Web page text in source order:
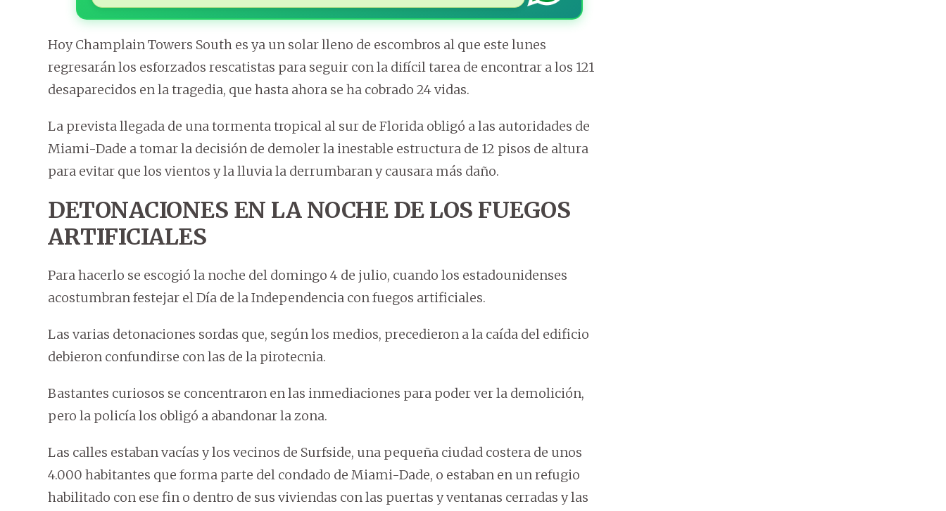
Hoy Champlain Towers South es ya un solar lleno de escombros al que este lunes
regresarán los esforzados rescatistas para seguir con la difícil tarea de encontrar a los 121
desaparecidos en la tragedia, que hasta ahora se ha cobrado 24 vidas.
La prevista llegada de una tormenta tropical al sur de Florida obligó a las autoridades de
Miami-Dade a tomar la decisión de demoler la inestable estructura de 12 pisos de altura
para evitar que los vientos y la lluvia la derrumbaran y causara más daño.
DETONACIONES EN LA NOCHE DE LOS FUEGOS
ARTIFICIALES
Para hacerlo se escogió la noche del domingo 4 de julio, cuando los estadounidenses
acostumbran festejar el Día de la Independencia con fuegos artificiales.
Las varias detonaciones sordas que, según los medios, precedieron a la caída del edificio
debieron confundirse con las de la pirotecnia.
Bastantes curiosos se concentraron en las inmediaciones para poder ver la demolición,
pero la policía los obligó a abandonar la zona.
Las calles estaban vacías y los vecinos de Surfside, una pequeña ciudad costera de unos
4.000 habitantes que forma parte del condado de Miami-Dade, o estaban en un refugio
habilitado con ese fin o dentro de sus viviendas con las puertas y ventanas cerradas y las